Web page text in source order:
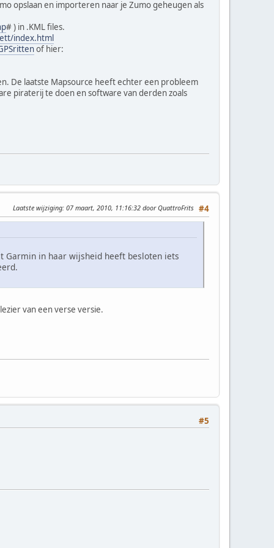
opslaan en importeren naar je Zumo geheugen als
# ) in .KML files.
index.html
of hier:
De laatste Mapsource heeft echter een probleem
piraterij te doen en software van derden zoals
#4
Laatste wijziging: 07 maart, 2010, 11:16:32 door QuattroFrits
Garmin in haar wijsheid heeft besloten iets
van een verse versie.
#5